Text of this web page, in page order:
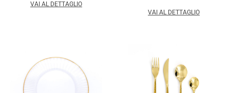
VAI AL DETTAGLIO
VAI AL DETTAGLIO